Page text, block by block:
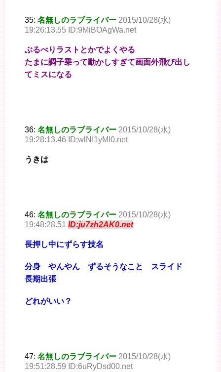
35: 名無しのラブライバー 2015/10/28(水)
19:26:13.55 ID:9MiBOAgWa.net
ぶるべりラストとかでよくやる
たまに調子乗って動かしすぎて画面外飛び出し
てミスになる
36: 名無しのラブライバー 2015/10/28(水)
19:28:13.46 ID:wlNI1yMl0.net
うきは
46: 名無しのラブライバー 2015/10/28(水)
19:48:28.51 ID:ju7zh2AK0.net
長押し中にずらす技名
分身 やんやん ずるそうなこと スライド
長期出張
どれがいい？
47: 名無しのラブライバー 2015/10/28(水)
19:51:28.59 ID:6uRyDsd00.net